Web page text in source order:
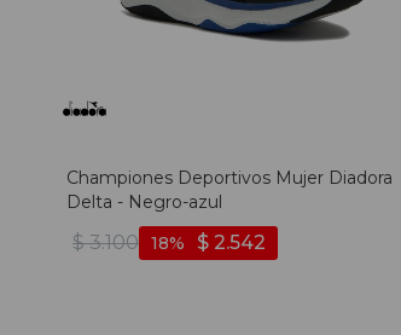
Championes Deportivos Mujer Diadora
Delta - Negro-azul
$ 3.100 $ 2.542
18